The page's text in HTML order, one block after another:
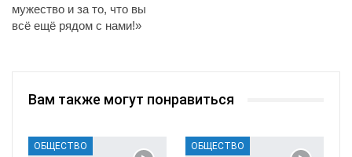
мужество и за то, что вы
всё ещё рядом с нами!»
Вам также могут понравиться
ОБЩЕСТВО ОБЩЕСТВО